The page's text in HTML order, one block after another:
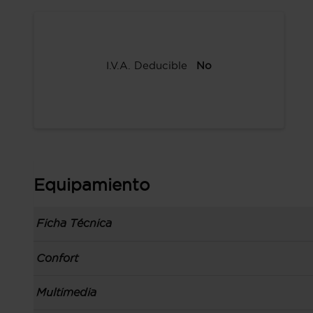
I.V.A. Deducible No
Equipamiento
Ficha Técnica
Información de la versión: número/fecha
Carrocería tipo todoterreno con 5 puertas,
Confort
Toma/s de 12v en la zona de carga, los
Multimedia